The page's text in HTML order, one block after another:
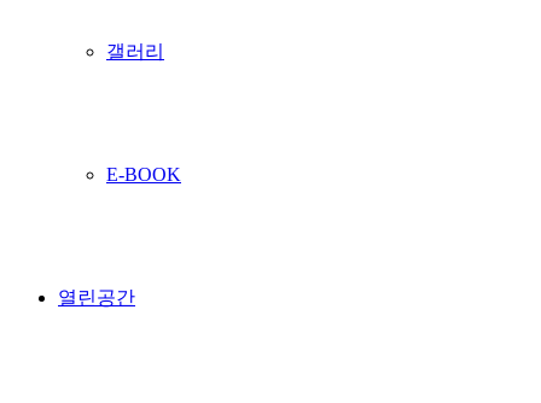
갤러리
E-BOOK
열린공간